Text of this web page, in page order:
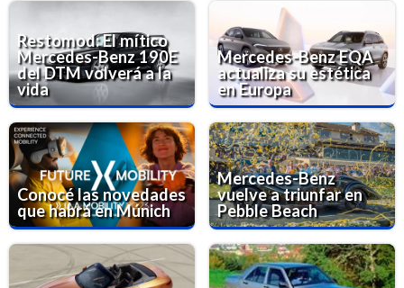
Restomod: El mítico
Mercedes-Benz 190E
del DTM volverá a la
vida
Mercedes-Benz EQA
actualiza su estética
en Europa
Conocé las novedades
que habrá en Múnich
Mercedes-Benz
vuelve a triunfar en
Pebble Beach